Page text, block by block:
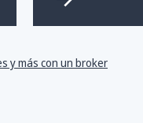
y más con un broker